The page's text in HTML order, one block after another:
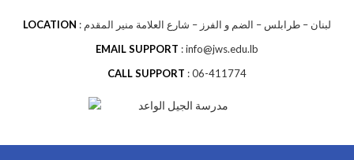
LOCATION
لبنان – طرابلس – الضم و الفرز – شارع العلامة منير المقدم
EMAIL SUPPORT
info@jws.edu.lb
CALL SUPPORT
06-411774